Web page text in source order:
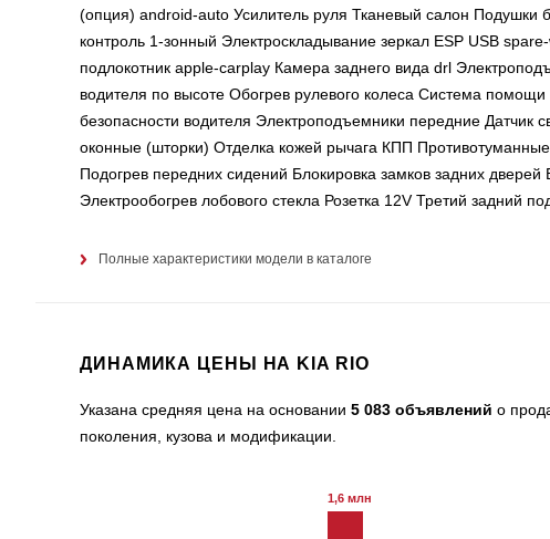
(опция) android-auto Усилитель руля Тканевый салон Подушки
контроль 1-зонный Электроскладывание зеркал ESP USB
подлокотник apple-carplay Камера заднего вида drl
водителя по высоте Обогрев рулевого колеса Система
безопасности водителя Электроподъемники передние Датчик
оконные (шторки) Отделка кожей рычага КПП
Подогрев передних сидений Блокировка замков задних
Электрообогрев лобового стекла Розетка 12V Третий задний
Полные характеристики модели в каталоге
ДИНАМИКА ЦЕНЫ НА KIA RIO
Указана средняя цена на основании 5 083 объявлений о
поколения, кузова и модификации.
1,6 млн